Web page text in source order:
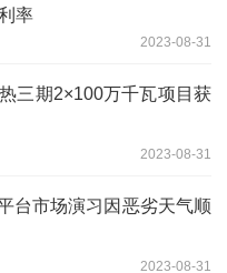
率
2023-08-31
三期2×100万千瓦项目获
2023-08-31
台市场演习因恶劣天气顺
2023-08-31